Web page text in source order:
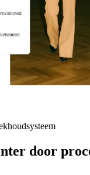
door